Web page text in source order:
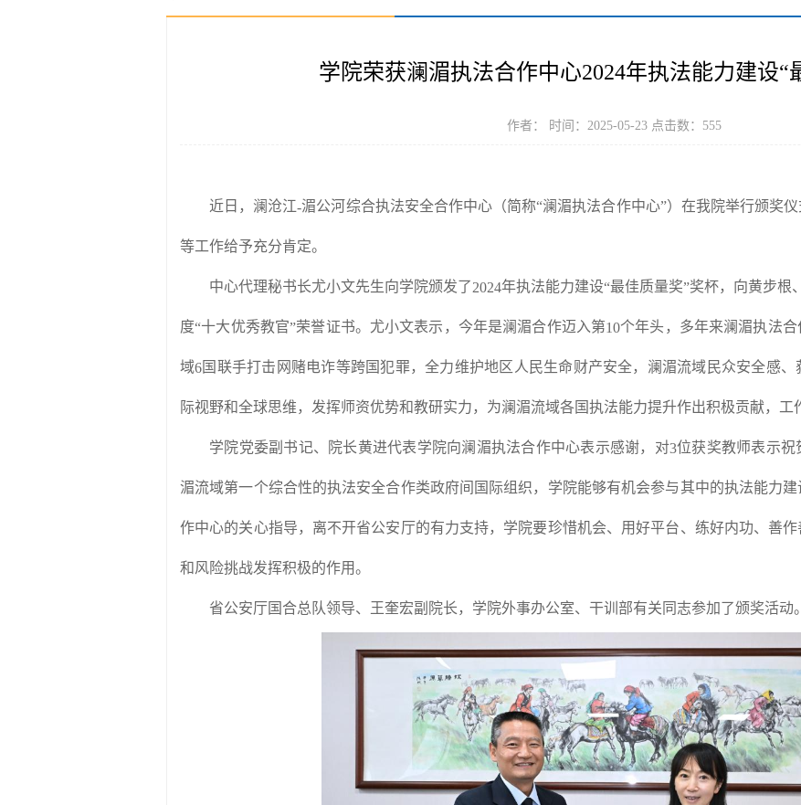
学院荣获澜湄执法合作中心2024年执法能力建设“
作者： 时间：2025-05-23 点击数： 555
近日，澜沧江-湄公河综合执法安全合作中心（简称“澜湄执法合作中心”）在我院举行颁奖
等工作给予充分肯定。
中心代理秘书长尤小文先生向学院颁发了2024年执法能力建设“最佳质量奖”奖杯，向黄步根
度“十大优秀教官”荣誉证书。尤小文表示，今年是澜湄合作迈入第10个年头，多年来澜湄执法
域6国联手打击网赌电诈等跨国犯罪，全力维护地区人民生命财产安全，澜湄流域民众安全感
际视野和全球思维，发挥师资优势和教研实力，为澜湄流域各国执法能力提升作出积极贡献，工
学院党委副书记、院长黄进代表学院向澜湄执法合作中心表示感谢，对3位获奖教师表示祝
湄流域第一个综合性的执法安全合作类政府间国际组织，学院能够有机会参与其中的执法能力
作中心的关心指导，离不开省公安厅的有力支持，学院要珍惜机会、用好平台、练好内功、善
和风险挑战发挥积极的作用。
省公安厅国合总队领导、王奎宏副院长，学院外事办公室、干训部有关同志参加了颁奖活动。